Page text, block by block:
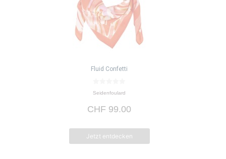
Fluid Confetti
0
v
n
5
Seidenfoulard
CHF 99.00
Jetzt entdecken